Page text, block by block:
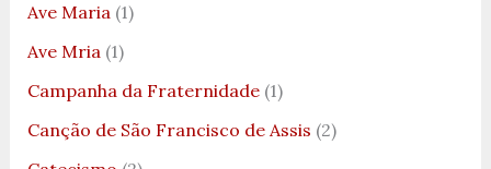
Ave Maria(1)
Ave Mria(1)
Campanha da Fraternidade(1)
Canção de São Francisco de Assis (2)